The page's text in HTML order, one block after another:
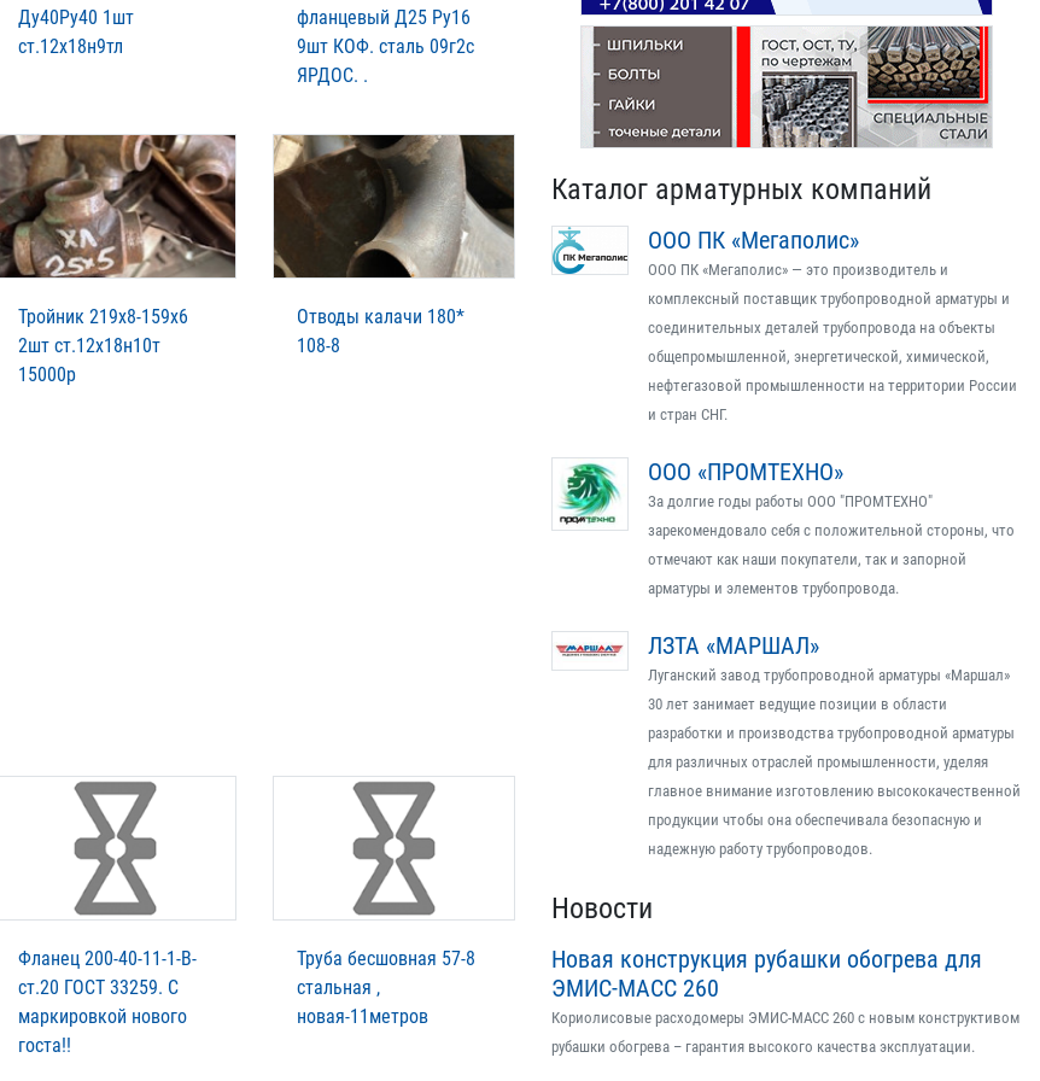
Ду40Ру40 1шт
ст.12х18н9тл
фланцевый Д25 Ру16
9шт КОФ. сталь 09г2с
ЯРДОС. .
Тройник 219х8-159х6
2шт ст.12х18н10т
15000р
Отводы калачи 180*
108-8
Фланец 200-40-11-1-В-
ст.20 ГОСТ 33259. С
маркировкой нового
госта!!
Труба бесшовная 57-8
стальная ,
новая-11метров
Каталог арматурных компаний
ООО ПК «Мегаполис»
ООО ПК «Мегаполис» — это производитель и
комплексный поставщик трубопроводной арматуры и
соединительных деталей трубопровода на объекты
общепромышленной, энергетической, химической,
нефтегазовой промышленности на территории России
и стран СНГ.
ООО «ПРОМТЕХНО»
За долгие годы работы ООО "ПРОМТЕХНО"
зарекомендовало себя с положительной стороны, что
отмечают как наши покупатели, так и запорной
арматуры и элементов трубопровода.
ЛЗТА «МАРШАЛ»
Луганский завод трубопроводной арматуры «Маршал»
30 лет занимает ведущие позиции в области
разработки и производства трубопроводной арматуры
для различных отраслей промышленности, уделяя
главное внимание изготовлению высококачественной
продукции чтобы она обеспечивала безопасную и
надежную работу трубопроводов.
Новости
Новая конструкция рубашки обогрева для
ЭМИС-МАСС 260
Кориолисовые расходомеры ЭМИС-МАСС 260 с новым конструктивом
рубашки обогрева – гарантия высокого качества эксплуатации.